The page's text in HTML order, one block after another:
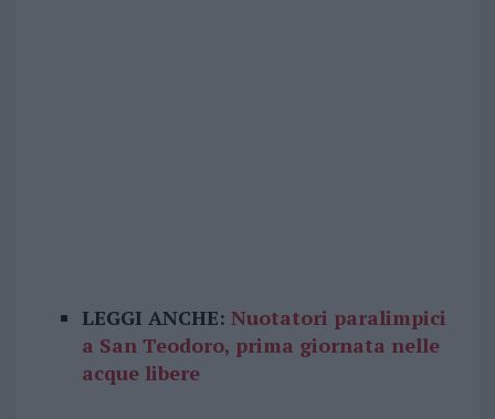
LEGGI ANCHE: Nuotatori paralimpici
a San Teodoro, prima giornata nelle
acque libere